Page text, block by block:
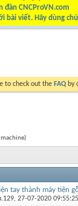
đàn CNCProVN.com
bài viết. Hãy dùng
to check out the FAQ by
machine)
tay thành máy tiện
‎, 27-07-2020